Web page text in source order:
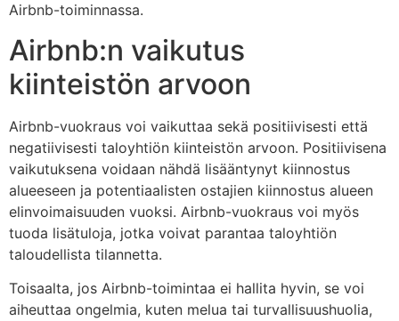
Airbnb-toiminnassa.
Airbnb:n vaikutus
kiinteistön arvoon
Airbnb-vuokraus voi vaikuttaa sekä positiivisesti että
negatiivisesti taloyhtiön kiinteistön arvoon. Positiivisena
vaikutuksena voidaan nähdä lisääntynyt kiinnostus
alueeseen ja potentiaalisten ostajien kiinnostus alueen
elinvoimaisuuden vuoksi. Airbnb-vuokraus voi myös
tuoda lisätuloja, jotka voivat parantaa taloyhtiön
taloudellista tilannetta.
Toisaalta, jos Airbnb-toimintaa ei hallita hyvin, se voi
aiheuttaa ongelmia, kuten melua tai turvallisuushuolia,